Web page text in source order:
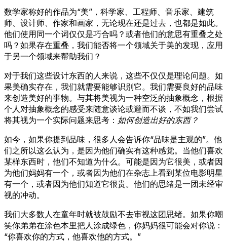
数学家称好的作品为“美”，科学家、工程师、音乐家、建筑
师、设计师、作家和画家，无论现在还是过去，也都是如此。
他们使用同一个词仅仅是巧合吗？或者他们的意思有重叠之处
吗？如果存在重叠，我们能否将一个领域关于美的发现，应用
于另一个领域来帮助我们？
对于我们这些设计东西的人来说，这些不仅仅是理论问题。如
果美确实存在，我们就需要能够识别它。我们需要良好的品味
来创造美好的事物。与其将美视为一种空泛的抽象概念，根据
个人对抽象概念的感受来随意谈论或避而不谈，不如我们尝试
将其视为一个实际问题来思考： 如何创造出好的东西？
如今，如果你提到品味，很多人会告诉你“品味是主观的”。他
们之所以这么认为，是因为他们确实有这种感觉。当他们喜欢
某样东西时，他们不知道为什么。可能是因为它很美，或者因
为他们妈妈有一个，或者因为他们在杂志上看到某位电影明星
有一个，或者因为他们知道它很贵。他们的思绪是一团未经审
视的冲动。
我们大多数人在童年时就被鼓励不去审视这团思绪。如果你嘲
笑你弟弟在涂色本里把人涂成绿色，你妈妈很可能会对你说：
“你喜欢你的方式，他喜欢他的方式。”